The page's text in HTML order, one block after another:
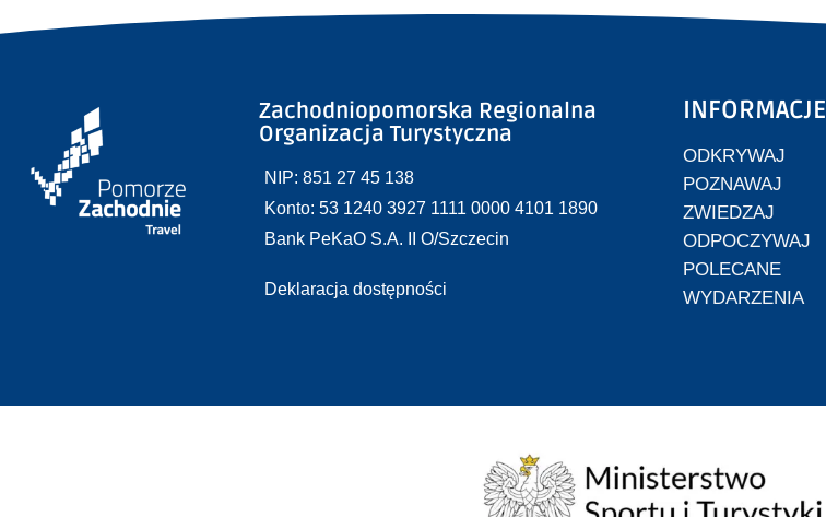
Zachodniopomorska Regionalna
Organizacja Turystyczna
NIP: 851 27 45 138
Konto: 53 1240 3927 1111 0000 4101 1890
Bank PeKaO S.A. II O/Szczecin
Deklaracja dostępności
INFORMACJE
ODKRYWAJ
POZNAWAJ
ZWIEDZAJ
ODPOCZYWAJ
POLECANE
WYDARZENIA